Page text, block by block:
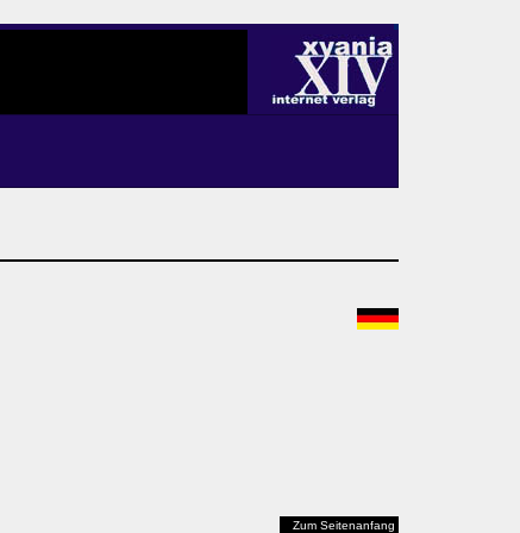
Zum Seitenanfang